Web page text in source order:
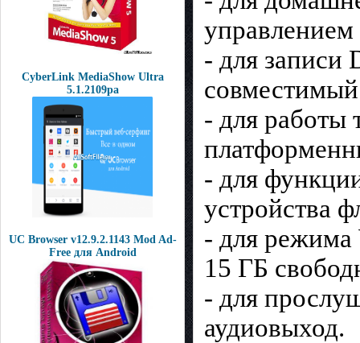
CyberLink MediaShow Ultra
5.1.2109pa
UC Browser v12.9.2.1143 Mod Ad-
Free для Android
- для записи
- для работы
- для
устройства
- для режима
15 ГБ
- для
аудиовыход.